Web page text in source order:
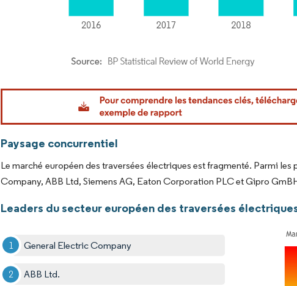
Image © Mordor Intelligence. La réutilisation nécessite une attribution sous CC BY 4.0.
Paysage concurrentiel
Le marché européen des traversées électriques est fragmenté. Parmi
Company, ABB Ltd, Siemens AG, Eaton Corporation PLC et Gipro
Leaders du secteur européen des traversées
General Electric Company
ABB Ltd.